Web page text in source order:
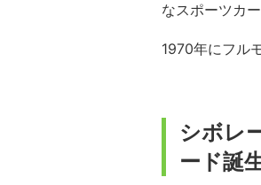
なスポーツカ
1970年にフル
シボレ
ード誕